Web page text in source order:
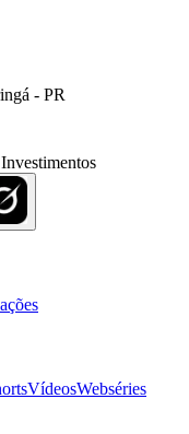
- PR
VídeosWebséries